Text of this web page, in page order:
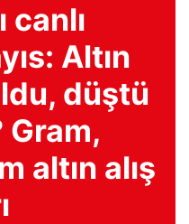
canlı
Altın
düştü
Gram,
altın alış